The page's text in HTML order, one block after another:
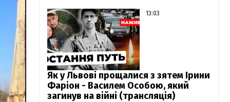
13:03
Як у Львові прощалися з зятем Ірини
Фаріон - Василем Особою, який
загинув на війні (трансляція)